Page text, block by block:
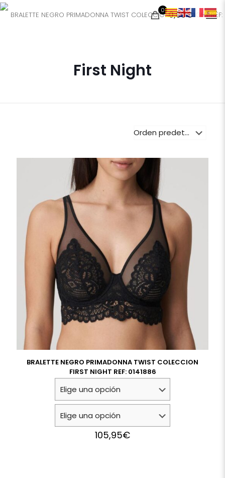
0 0,00€
First Night
BRALETTE NEGRO PRIMADONNA TWIST COLECCION
FIRST NIGHT REF: 0141886
105,95€